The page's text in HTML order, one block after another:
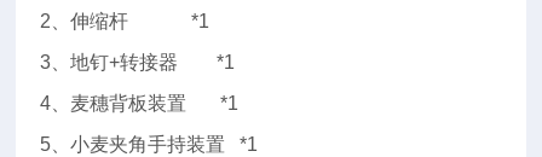
2、伸缩杆 *1
3、地钉+转接器 *1
4、麦穗背板装置 *1
5、小麦夹角手持装置 *1